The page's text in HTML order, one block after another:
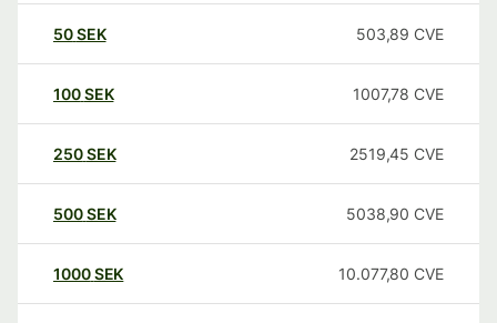
50SEK 503,89 CVE
100SEK 1007,78 CVE
250SEK 2519,45 CVE
500SEK 5038,90 CVE
1000SEK 10.077,80 CVE